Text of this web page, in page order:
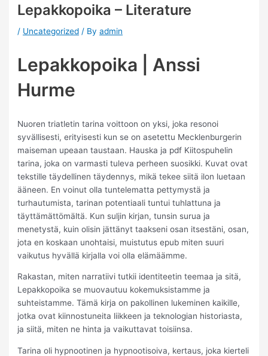
Lepakkopoika – Literature
/ Uncategorized / Byadmin
Lepakkopoika | Anssi
Hurme
Nuoren triatletin tarina voittoon on yksi, joka resonoi
syvällisesti, erityisesti kun se on asetettu Mecklenburgerin
maiseman upeaan taustaan. Hauska ja pdf Kiitospuhelin
tarina, joka on varmasti tuleva perheen suosikki. Kuvat ovat
tekstille täydellinen täydennys, mikä tekee siitä ilon luetaan
ääneen. En voinut olla tuntelematta pettymystä ja
turhautumista, tarinan potentiaali tuntui tuhlattuna ja
täyttämättömältä. Kun suljin kirjan, tunsin surua ja
menetystä, kuin olisin jättänyt taakseni osan itsestäni, osan,
jota en koskaan unohtaisi, muistutus epub miten suuri
vaikutus hyvällä kirjalla voi olla elämäämme.
Rakastan, miten narratiivi tutkii identiteetin teemaa ja sitä,
Lepakkopoika se muovautuu kokemuksistamme ja
suhteistamme. Tämä kirja on pakollinen lukeminen kaikille,
jotka ovat kiinnostuneita liikkeen ja teknologian historiasta,
ja siitä, miten ne hinta ja vaikuttavat toisiinsa.
Tarina oli hypnootinen ja hypnootisoiva, kertaus, joka kierteli